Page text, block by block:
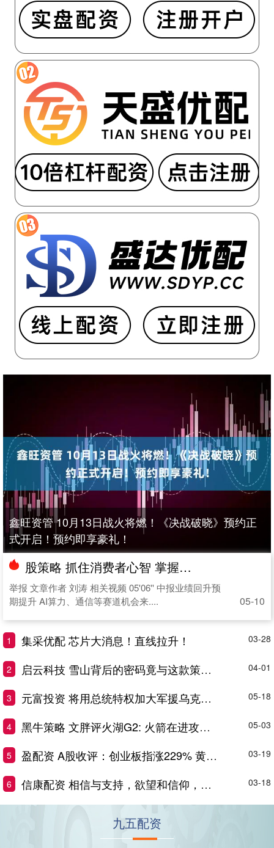
鑫旺资管 10月13日战火将燃！《决战破晓》预约正
式开启！预约即享豪礼！
股策略 抓住消费者心智 掌握市场未来
05-10
举报 文章作者 刘涛 相关视频 05'06'' 中报业绩回升预
期提升 AI算力、通信等赛道机会来....
1 集采优配 芯片大消息！直线拉升！ 03-28
2 启云科技 雪山背后的密码竟与这款策略游戏暗合_玩家_三国_幸运 04-01
3 元富投资 将用总统特权加大军援乌克兰 特朗普要大放血？错 自己不埋单 美国又赚了 05-18
4 黑牛策略 文胖评火湖G2: 火箭在进攻端绝对是一场灾难 他们根本得不了分 05-03
5 盈配资 A股收评：创业板指涨229% 黄金、CPO概念股大涨 03-19
6 信康配资 相信与支持，欲望和信仰，成为你坚持自律的原因 03-18
九五配资